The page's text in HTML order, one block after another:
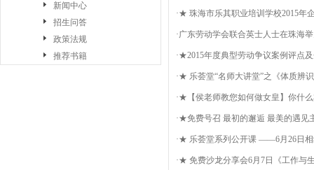
新闻中心
招生问答
政策法规
推荐书籍
·★ 珠海市乐其职业培训学校2015年
·广东劳动学会联合英士人士在珠海
·★2015年度典型劳动争议案例评点
·★ 乐荟堂“名师大讲堂”之《体质辨
·★【侯老师教您如何做女皇】你什
·★免费号召 最初的邂逅 最美的遇见
·★ 乐荟堂系列公开课 ——6月26日相
·★ 免费沙龙分享会6月7日《工作与